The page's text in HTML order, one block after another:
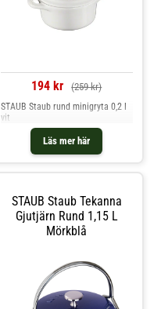
194 kr (259 kr)
Läs mer här
STAUB Staub rund minigryta 0,2 l
vit
STAUB Staub Tekanna
Gjutjärn Rund 1,15 L
Mörkblå